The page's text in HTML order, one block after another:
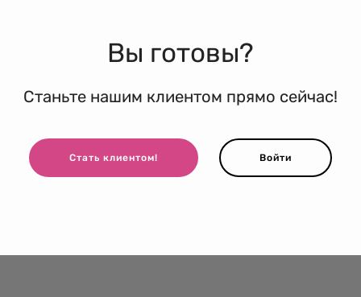
Вы готовы?
Станьте нашим клиентом прямо сейчас!
Стать клиентом! Войти